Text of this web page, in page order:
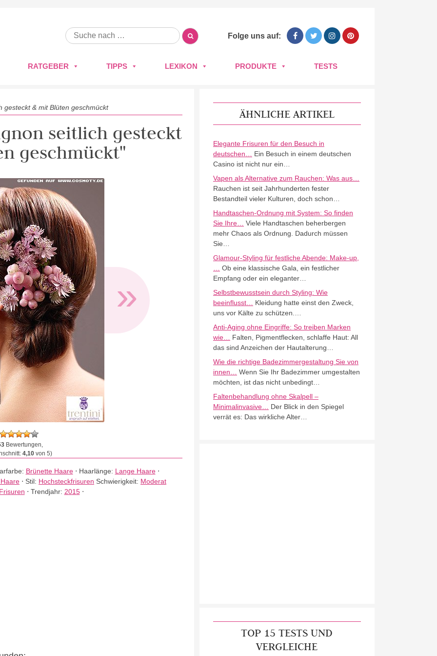
Folge uns auf:
RATGEBER TIPPS LEXIKON PRODUKTE TESTS
gesteckt & mit Blüten geschmückt
seitlich gesteckt
geschmückt"
»
Bewertungen,
4,10von 5)
Brünette Haare⋅ Haarlänge: Lange Haare⋅
⋅ Stil: Hochsteckfrisuren Schwierigkeit: Moderat
⋅ Trendjahr: 2015⋅
ÄHNLICHE ARTIKEL
Elegante Frisuren für den Besuch in
deutschen…
Ein Besuch in einem deutschen
Casino ist nicht nur ein…
Vapen als Alternative zum Rauchen: Was aus…
Rauchen ist seit Jahrhunderten fester
Bestandteil vieler Kulturen, doch schon…
Handtaschen-Ordnung mit System: So finden
Sie Ihre…
Viele Handtaschen beherbergen
mehr Chaos als Ordnung. Dadurch müssen
Sie…
Glamour-Styling für festliche Abende: Make-up,
Ob eine klassische Gala, ein festlicher
Empfang oder ein eleganter…
Selbstbewusstsein durch Styling: Wie
beeinflusst…
Kleidung hatte einst den Zweck,
uns vor Kälte zu schützen.…
Anti-Aging ohne Eingriffe: So treiben Marken
wie…
Falten, Pigmentflecken, schlaffe Haut: All
das sind Anzeichen der Hautalterung…
Wie die richtige Badezimmergestaltung Sie von
innen…
Wenn Sie Ihr Badezimmer umgestalten
möchten, ist das nicht unbedingt…
Faltenbehandlung ohne Skalpell –
Minimalinvasive…
Der Blick in den Spiegel
verrät es: Das wirkliche Alter…
TOP 15 TESTS UND
VERGLEICHE